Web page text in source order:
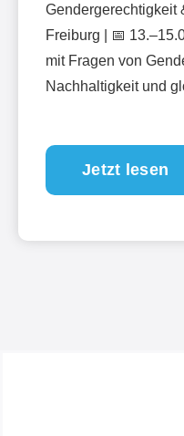
Gendergerechtigkeit
Freiburg | 📅
mit Fragen von
Nachhaltigkeit und
Jetzt lesen